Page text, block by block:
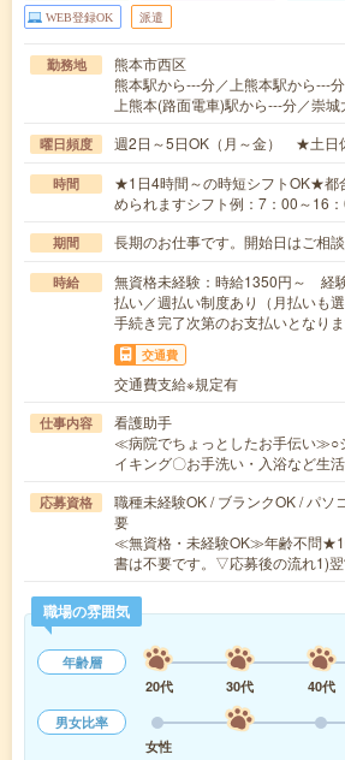
WEB登録OK 派遣
勤務地
熊本市西区
熊本駅から---分／上熊本駅から---
上熊本(路面電車)駅から---分／崇
曜日頻度 週2日～5日OK（月～金） ★土日
時間
★1日4時間～の時短シフトOK★都
められますシフト例：7：00～16
期間 長期のお仕事です。開始日はご
時給
無資格未経験：時給1350円～ 経
払い／週払い制度あり（月払いも
手続き完了次第のお支払いとなりま
交通費
交通費支給※規定有
仕事内容
看護助手
≪病院でちょっとしたお手伝い≫○
イキング〇お手洗い・入浴など生
応募資格
職種未経験OK / ブランクOK / パソ
要
≪無資格・未経験OK≫年齢不問
書は不要です。▽応募後の流れ1)
職場の雰囲気
年齢層
20代
30代 40代
男女比率
女性